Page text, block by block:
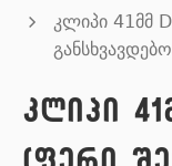
კლიპი 41მმ
კლიპი
(ფერი